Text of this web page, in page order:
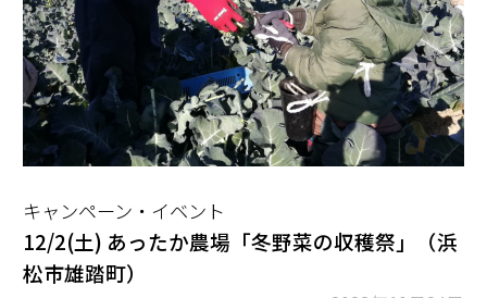
キャンペーン・イベント
12/2(土) あったか農場「冬野菜の収穫祭」（浜
松市雄踏町）